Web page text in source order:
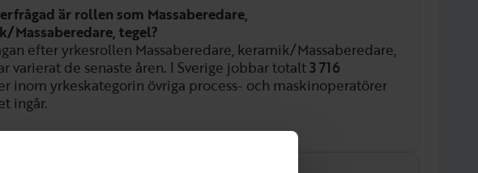
är rollen som Massaberedare,
Massaberedare, tegel?
efter yrkesrollen Massaberedare, keramik/Massaberedare,
varierat de senaste åren. I Sverige jobbar totalt3 716
inom yrkeskategorin övriga process- och maskinoperatörer
ingår.